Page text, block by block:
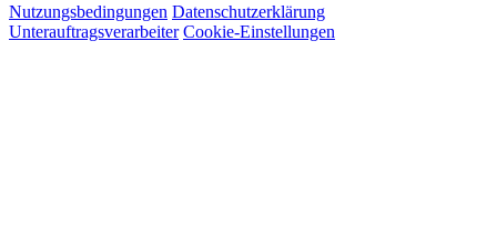
Nutzungsbedingungen Datenschutzerklärung
Unterauftragsverarbeiter Cookie-Einstellungen